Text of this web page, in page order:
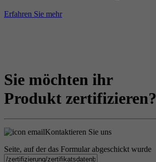
Erfahren Sie mehr
Sie möchten ihr
Produkt zertifizieren?
Kontaktieren Sie uns
Seite, auf der das Formular abgeschickt wurde